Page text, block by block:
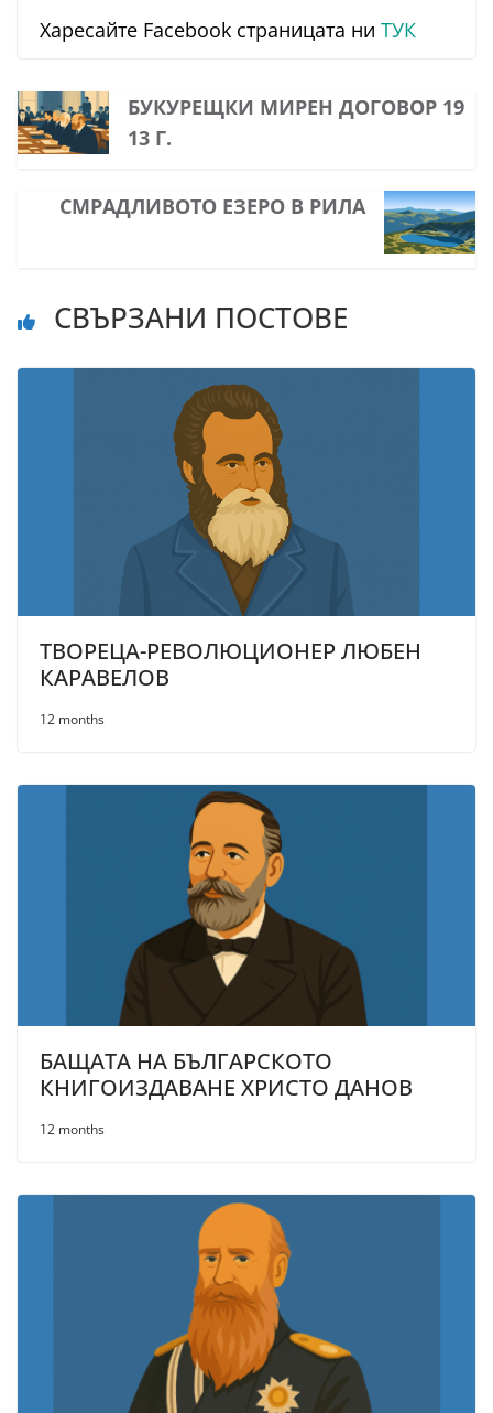
Харесайте Facebook страницата ни ТУК
БУКУРЕЩКИ МИРЕН ДОГОВОР 19
13 Г.
СМРАДЛИВОТО ЕЗЕРО В РИЛА
СВЪРЗАНИ ПОСТОВЕ
ТВОРЕЦА-РЕВОЛЮЦИОНЕР ЛЮБЕН
КАРАВЕЛОВ
12 months
БАЩАТА НА БЪЛГАРСКОТО
КНИГОИЗДАВАНЕ ХРИСТО ДАНОВ
12 months